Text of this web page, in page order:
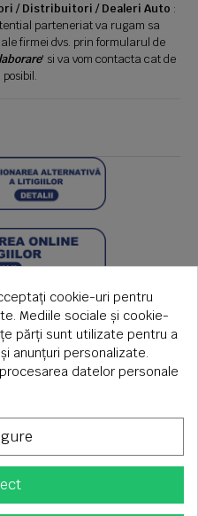
/ Distribuitori / Dealeri Auto :
parteneriat va rugam sa
firmei dvs. prin formularul de
' si va vom contacta cat de
Reg.Com: J1992000639351,
cookie-uri pentru
Mediile sociale și cookie-
părți sunt utilizate pentru a
anunțuri personalizate.
datelor personale